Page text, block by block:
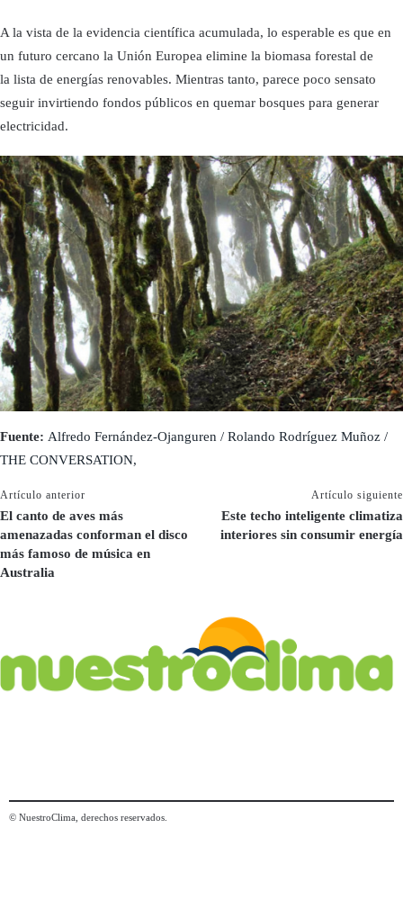
A la vista de la evidencia científica acumulada, lo esperable es que en
un futuro cercano la Unión Europea elimine la biomasa forestal de
la lista de energías renovables. Mientras tanto, parece poco sensato
seguir invirtiendo fondos públicos en quemar bosques para generar
electricidad.
Fuente: Alfredo Fernández-Ojanguren / Rolando Rodríguez Muñoz /
THE CONVERSATION,
Artículo anterior
El canto de aves más
amenazadas conforman el disco
más famoso de música en
Australia
Artículo siguiente
Este techo inteligente climatiza
interiores sin consumir energía
© NuestroClima, derechos reservados.